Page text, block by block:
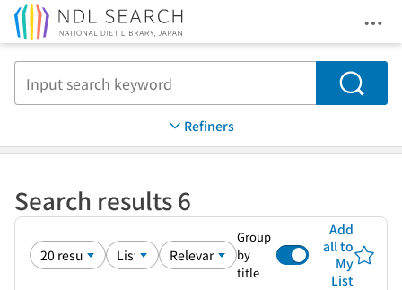
Search
Refiners
Search results 6
Group
by
title
Add
all to
My
List